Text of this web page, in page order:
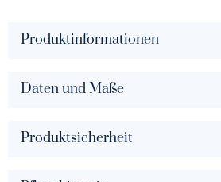
Produktinformationen
Daten und Maße
Produktsicherheit